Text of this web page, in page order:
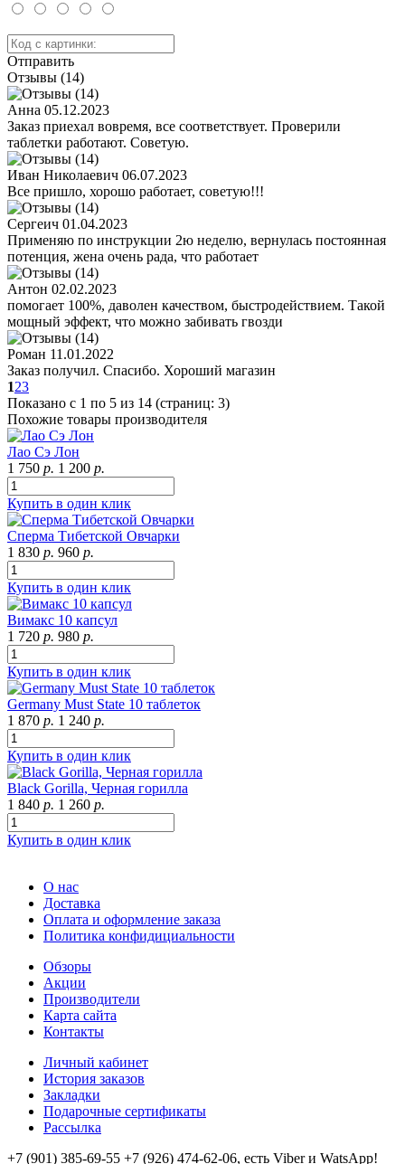
Отправить
Отзывы (14)
Анна 05.12.2023
Заказ приехал вовремя, все соответствует. Проверили
таблетки работают. Советую.
Иван Николаевич 06.07.2023
Все пришло, хорошо работает, советую!!!
Сергеич 01.04.2023
Применяю по инструкции 2ю неделю, вернулась постоянная
потенция, жена очень рада, что работает
Антон 02.02.2023
помогает 100%, даволен качеством, быстродействием. Такой
мощный эффект, что можно забивать гвозди
Роман 11.01.2022
Заказ получил. Спасибо. Хороший магазин
123
Показано с 1 по 5 из 14 (страниц: 3)
Похожие товары производителя
Лао Сэ Лон
1 750 р. 1 200 р.
Купить в один клик
Сперма Тибетской Овчарки
1 830 р. 960 р.
Купить в один клик
Вимакс 10 капсул
1 720 р. 980 р.
Купить в один клик
Germany Must State 10 таблеток
1 870 р. 1 240 р.
Купить в один клик
Black Gorilla, Черная горилла
1 840 р. 1 260 р.
Купить в один клик
О нас
Доставка
Оплата и оформление заказа
Политика конфидициальности
Обзоры
Акции
Производители
Карта сайта
Контакты
Личный кабинет
История заказов
Закладки
Подарочные сертификаты
Рассылка
+7 (901) 385-69-55 +7 (926) 474-62-06, есть Viber и WatsApp!